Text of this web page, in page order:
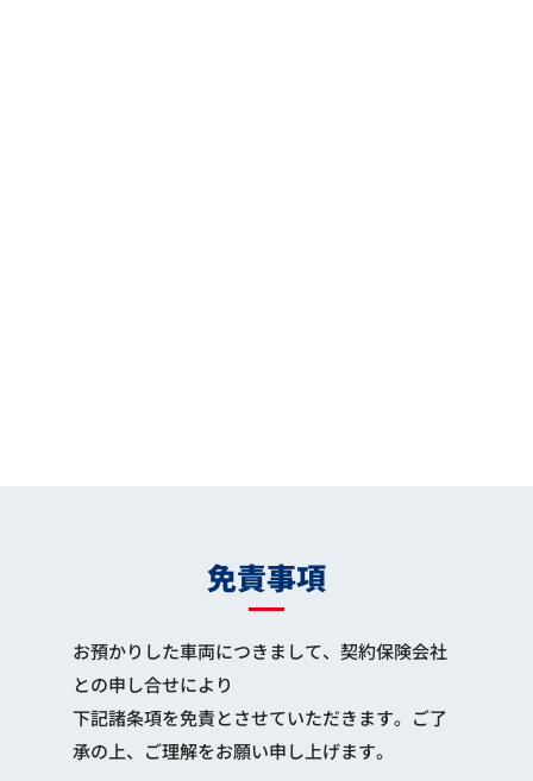
免責事項
お預かりした車両につきまして、契約保険会社
との申し合せにより
下記諸条項を免責とさせていただきます。ご了
承の上、ご理解をお願い申し上げます。